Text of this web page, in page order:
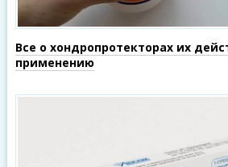
Все о хондропротекторах их
применению